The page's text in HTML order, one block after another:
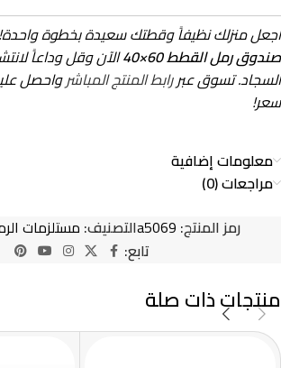
اجعل منزلك نظيفاً وقطتك سعيدة بخطوة
صندوق رمل القطط 60×40
الآن وقل وداعاً
السجاد. تسوق عبررابط المنتج المباشرواحصل
سعر!
معلومات إضافية
مراجعات (0)
رمز المنتج: a5069التصنيف:مستلزمات
تابع:
منتجات ذات صلة